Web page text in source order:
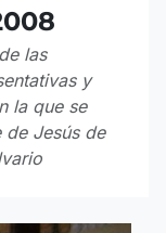
las
y
la que se
Jesús de